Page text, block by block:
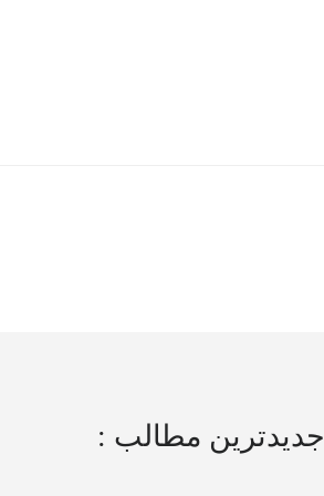
جدیدترین مطالب :